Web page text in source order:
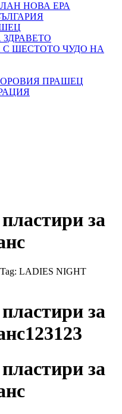
НОВА ЕРА
ШЕСТОТО ЧУДО НА
ПРАШЕЦ
за
Tag: LADIES NIGHT
за
за